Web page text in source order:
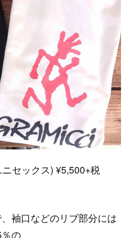
セックス) ¥5,500+税
袖口などのリブ部分には
の